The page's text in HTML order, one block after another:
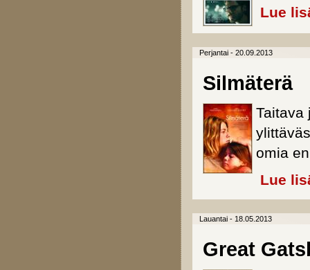
Lue
Perjantai - 20.09.2013
Silmäterä
Taitava
omia
Lue
Lauantai - 18.05.2013
Great